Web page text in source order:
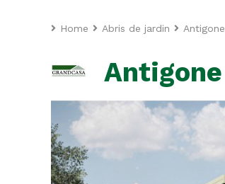
Home Abris de jardin Antigone
Antigone